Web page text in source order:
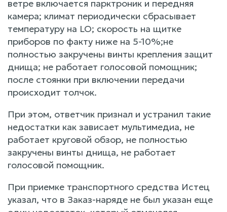
ветре включается парктроник и передняя
камера; климат периодически сбрасывает
температуру на LO; скорость на щитке
приборов по факту ниже на 5-10%;не
полностью закручены винты крепления защит
днища; не работает голосовой помощник;
после стоянки при включении передачи
происходит толчок.
При этом, ответчик признал и устранил такие
недостатки как зависает мультимедиа, не
работает круговой обзор, не полностью
закручены винты днища, не работает
голосовой помощник.
При приемке транспортного средства Истец
указал, что в Заказ-наряде не был указан еще